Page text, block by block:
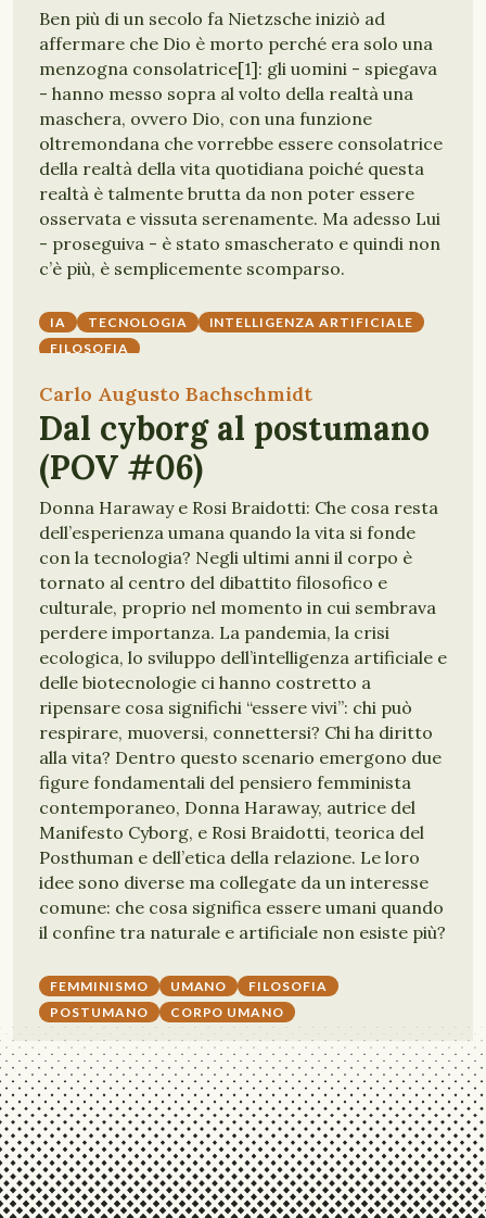
Ben più di un secolo fa Nietzsche iniziò ad
affermare che Dio è morto perché era solo una
menzogna consolatrice[1]: gli uomini - spiegava
- hanno messo sopra al volto della realtà una
maschera, ovvero Dio, con una funzione
oltremondana che vorrebbe essere consolatrice
della realtà della vita quotidiana poiché questa
realtà è talmente brutta da non poter essere
osservata e vissuta serenamente. Ma adesso Lui
- proseguiva - è stato smascherato e quindi non
c’è più, è semplicemente scomparso.
IA TECNOLOGIA
INTELLIGENZA ARTIFICIALE
FILOSOFIA
Carlo Augusto Bachschmidt
Dal cyborg al postumano
(POV #06)
Donna Haraway e Rosi Braidotti: Che cosa resta
dell’esperienza umana quando la vita si fonde
con la tecnologia? Negli ultimi anni il corpo è
tornato al centro del dibattito filosofico e
culturale, proprio nel momento in cui sembrava
perdere importanza. La pandemia, la crisi
ecologica, lo sviluppo dell’intelligenza artificiale e
delle biotecnologie ci hanno costretto a
ripensare cosa significhi “essere vivi”: chi può
respirare, muoversi, connettersi? Chi ha diritto
alla vita? Dentro questo scenario emergono due
figure fondamentali del pensiero femminista
contemporaneo, Donna Haraway, autrice del
Manifesto Cyborg, e Rosi Braidotti, teorica del
Posthuman e dell’etica della relazione. Le loro
idee sono diverse ma collegate da un interesse
comune: che cosa significa essere umani quando
il confine tra naturale e artificiale non esiste più?
FEMMINISMO UMANO
FILOSOFIA
POSTUMANO
CORPO UMANO